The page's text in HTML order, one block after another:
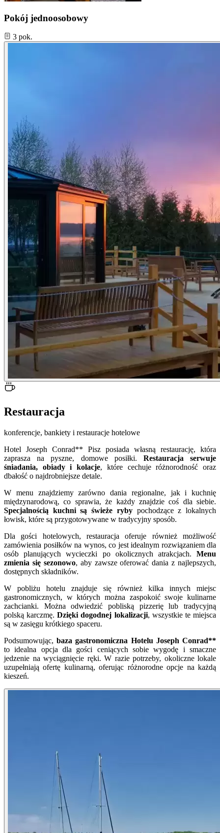
Pokój jednoosobowy
3 pok.
Restauracja
konferencje, bankiety i restauracje hotelowe
Hotel Joseph Conrad** Pisz posiada własną restaurację, która
zaprasza na pyszne, domowe posiłki. Restauracja serwuje
śniadania, obiady i kolacje, które cechuje różnorodność oraz
dbałość o najdrobniejsze detale.
W menu znajdziemy zarówno dania regionalne, jak i kuchnię
międzynarodową, co sprawia, że każdy znajdzie coś dla siebie.
Specjalnością kuchni są świeże rybypochodzące z lokalnych
łowisk, które są przygotowywane w tradycyjny sposób.
Dla gości hotelowych, restauracja oferuje również możliwość
zamówienia posiłków na wynos, co jest idealnym rozwiązaniem dla
osób planujących wycieczki po okolicznych atrakcjach. Menu
zmienia się sezonowo, aby zawsze oferować dania z najlepszych,
dostępnych składników.
W pobliżu hotelu znajduje się również kilka innych miejsc
gastronomicznych, w których można zaspokoić swoje kulinarne
zachcianki. Można odwiedzić pobliską pizzerię lub tradycyjną
polską karczmę.Dzięki dogodnej lokalizacji, wszystkie te miejsca
są w zasięgu krótkiego spaceru.
Podsumowując,baza gastronomiczna Hotelu Joseph Conrad**
to idealna opcja dla gości ceniących sobie wygodę i smaczne
jedzenie na wyciągnięcie ręki. W razie potrzeby, okoliczne lokale
uzupełniają ofertę kulinarną, oferując różnorodne opcje na każdą
kieszeń.